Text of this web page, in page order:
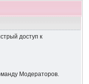
доступ к
Модераторов.